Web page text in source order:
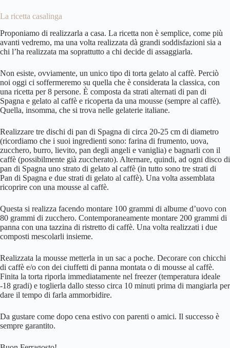
La ricetta casalinga
Proponiamo di realizzarla a casa. La ricetta non è semplice, come più
avanti vedremo, ma una volta realizzata dà grandi soddisfazioni sia a
chi l’ha realizzata ma soprattutto a chi decide di assaggiarla.
Non esiste, ovviamente, un unico tipo di torta gelato al caffè. Perciò
noi oggi ci soffermeremo su quella che è considerata la classica, con
una ricetta per 8 persone. È composta da strati alternati di pan di
Spagna e gelato al caffè e ricoperta da una mousse (sempre al caffè).
Quella, insomma, che si trova nelle gelaterie italiane.
Realizzare tre dischi di pan di Spagna di circa 20-25 cm di diametro
(ricordiamo che i suoi ingredienti sono: farina di frumento, uova,
zucchero, burro, lievito, pan degli angeli e vaniglia) e bagnarli con il
caffè (possibilmente già zuccherato). Alternare, quindi, ad ogni disco di
pan di Spagna uno strato di gelato al caffè (in tutto sono tre strati di
Pan di Spagna e due strati di gelato al caffè). Una volta assemblata
ricoprire con una mousse al caffè.
Questa si realizza facendo montare 100 grammi di albume d’uovo con
80 grammi di zucchero. Contemporaneamente montare 200 grammi di
panna con una tazzina di ristretto di caffè. Una volta realizzati i due
composti mescolarli insieme.
Realizzata la mousse metterla in un sac a poche. Decorare con chicchi
di caffè e/o con dei ciuffetti di panna montata o di mousse al caffè.
Finita la torta riporla immediatamente nel freezer (temperatura ideale
-18 gradi) e toglierla dallo stesso circa 10 minuti prima di mangiarla per
dare il tempo di farla ammorbidire.
Da gustare come dopo cena estivo con parenti o amici. Il successo è
sempre garantito.